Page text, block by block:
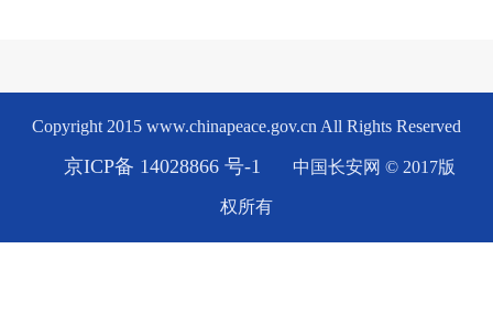
Copyright 2015 www.chinapeace.gov.cn All Rights Reserved
京ICP备 14028866 号-1 中国长安网 © 2017版
权所有